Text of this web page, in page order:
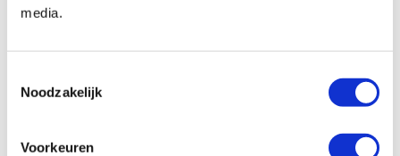
media.
Noodzakelijk
Voorkeuren
Uit2015